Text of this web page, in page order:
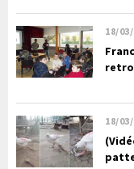
18/
18/